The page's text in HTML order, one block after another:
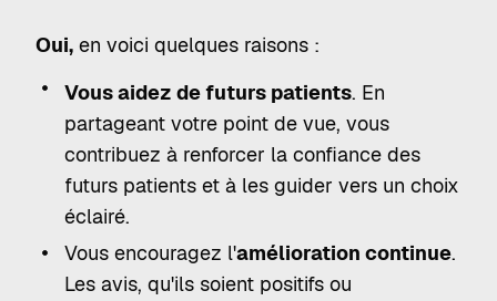
Oui, en voici quelques raisons :
Vous aidez de futurs patients. En
partageant votre point de vue, vous
contribuez à renforcer la confiance des
futurs patients et à les guider vers un choix
éclairé.
Vous encouragez l'amélioration continue.
Les avis, qu'ils soient positifs ou